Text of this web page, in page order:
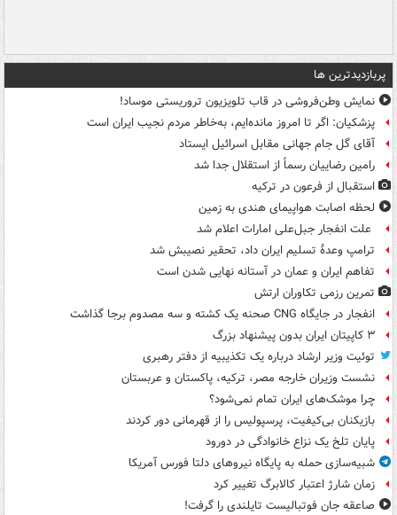
پربازدیدترین ها
نمایش وطن‌فروشی در قاب تلویزیون تروریستی موساد!
پزشکیان: اگر تا امروز مانده‌ایم، به‌خاطر مردم نجیب ایران است
آقای گل جام جهانی مقابل اسرائیل ایستاد
رامین رضاییان رسماً از استقلال جدا شد
استقبال از فرعون در ترکیه
لحظه اصابت هواپیمای هندی به زمین
علت انفجار جبل‌علی امارات اعلام شد
ترامپ وعدۀ تسلیم ایران داد، تحقیر نصیبش شد
تفاهم ایران و عمان در آستانه نهایی شدن است
تمرین رزمی تکاوران ارتش
انفجار در جایگاه CNG صحنه یک کشته و سه مصدوم برجا گذاشت
۳ کاپیتان ایران بدون پیشنهاد بزرگ
توئیت وزیر ارشاد درباره یک تکذیبیه از دفتر رهبری
نشست وزیران خارجه مصر، ترکیه، پاکستان و عربستان
چرا موشک‌های ایران تمام نمی‌شود؟
بازیکنان بی‌کیفیت، پرسپولیس را از قهرمانی دور کردند
پایان تلخ یک نزاع خانوادگی در دورود
شبیه‌سازی حمله به پایگاه نیروهای دلتا فورس آمریکا
زمان شارژ اعتبار کالابرگ تغییر کرد
صاعقه جان فوتبالیست تایلندی را گرفت!